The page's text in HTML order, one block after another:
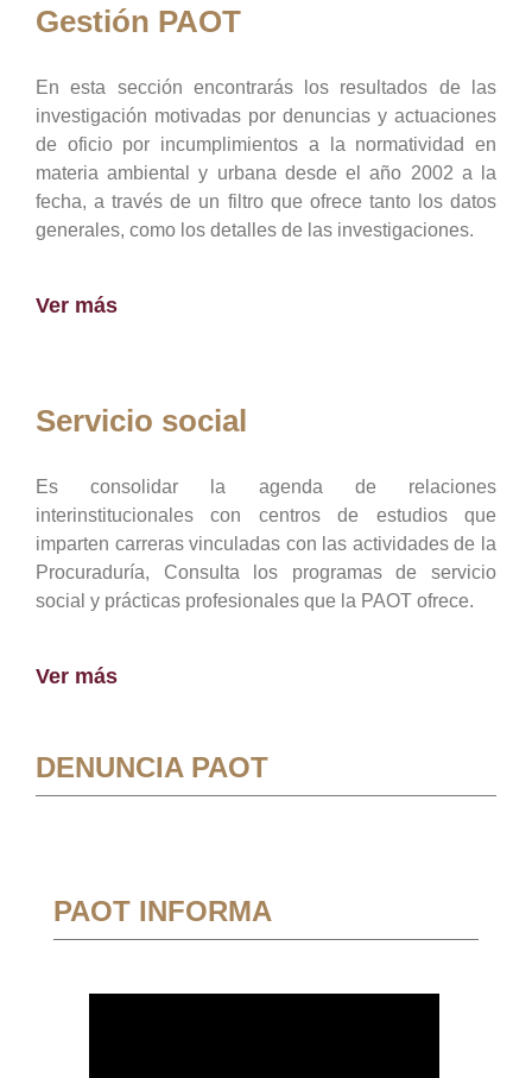
Gestión PAOT
En esta sección encontrarás los resultados de las
investigación motivadas por denuncias y actuaciones
de oficio por incumplimientos a la normatividad en
materia ambiental y urbana desde el año 2002 a la
fecha, a través de un filtro que ofrece tanto los datos
generales, como los detalles de las investigaciones.
Ver más
Servicio social
Es consolidar la agenda de relaciones
interinstitucionales con centros de estudios que
imparten carreras vinculadas con las actividades de la
Procuraduría, Consulta los programas de servicio
social y prácticas profesionales que la PAOT ofrece.
Ver más
DENUNCIA PAOT
PAOT INFORMA